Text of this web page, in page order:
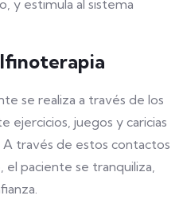
y estimula al sistema
se realiza a través de los
ejercicios, juegos y caricias
través de estos contactos
paciente se tranquiliza,